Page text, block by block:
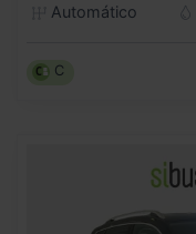
Automático
C